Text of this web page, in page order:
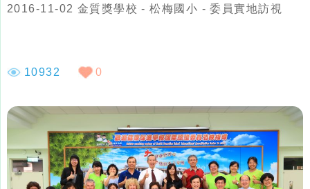
2016-11-02 金質獎學校 - 松梅國小 - 委員實地訪視
10932 0